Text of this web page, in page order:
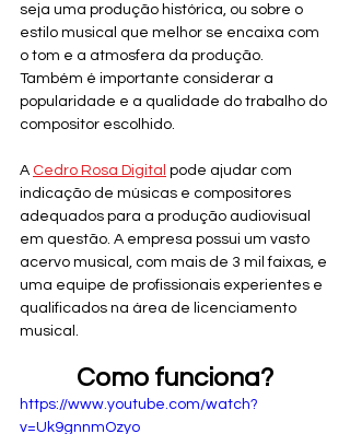
seja uma produção histórica, ou sobre o
estilo musical que melhor se encaixa com
o tom e a atmosfera da produção.
Também é importante considerar a
popularidade e a qualidade do trabalho do
compositor escolhido.
A Cedro Rosa Digital pode ajudar com
indicação de músicas e compositores
adequados para a produção audiovisual
em questão. A empresa possui um vasto
acervo musical, com mais de 3 mil faixas, e
uma equipe de profissionais experientes e
qualificados na área de licenciamento
musical.
Como funciona?
https://www.youtube.com/watch?
v=Uk9gnnmOzyo